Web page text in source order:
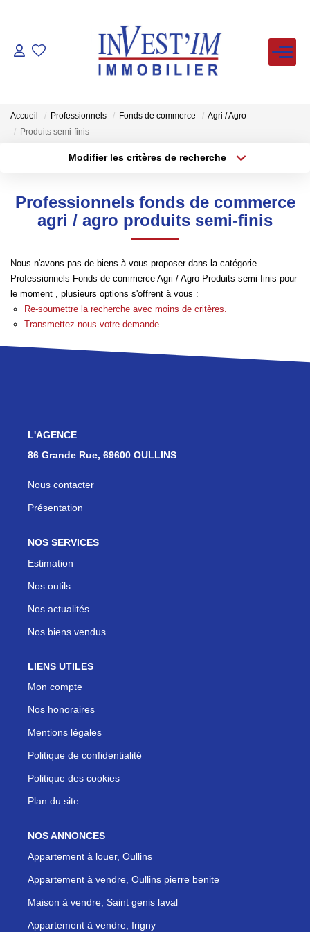
ACHETER
LOUER
VENDUS
ESTIMER
FAIRE GERER
NOS AGENCES
Les Agences
Contact
Accueil Professionnels Fonds de commerce
Agri / Agro
Produits semi-finis
Modifier les critères de recherche
Sélectionnez...
Type de bien
Surface min
Créer une alerte
Professionnels fonds de commerce
agri / agro produits semi-finis
Nous n'avons pas de biens à vous proposer dans la catégorie
Professionnels Fonds de commerce Agri / Agro Produits semi-finis pour
le moment , plusieurs options s'offrent à vous :
Re-soumettre la recherche avec moins de critères.
Transmettez-nous votre demande
L'AGENCE
86 Grande Rue, 69600 OULLINS
Nous contacter
Présentation
NOS SERVICES
Estimation
Nos outils
Nos actualités
Nos biens vendus
LIENS UTILES
Mon compte
Nos honoraires
Mentions légales
Politique de confidentialité
Politique des cookies
Plan du site
NOS ANNONCES
Appartement à louer, Oullins
Appartement à vendre, Oullins pierre benite
Maison à vendre, Saint genis laval
Appartement à vendre, Irigny